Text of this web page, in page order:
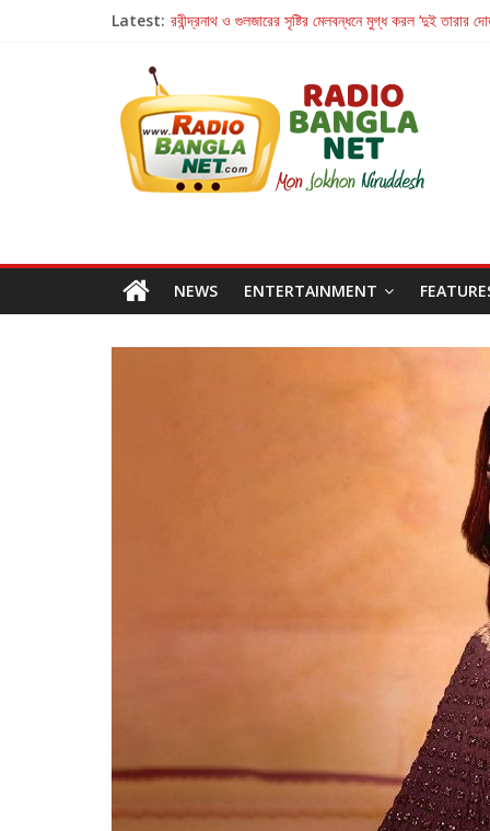
Latest: হাওয়া বদলের টলিউডে ‘তুমি এলে তাই’
জগন্নাথমঙ্গলম্ — বাংলায় প্রথমবার মঞ্চে এবার রথযাত্রার
Retribution: A Thought-Provoking Short
NEWS ENTERTAINMENT